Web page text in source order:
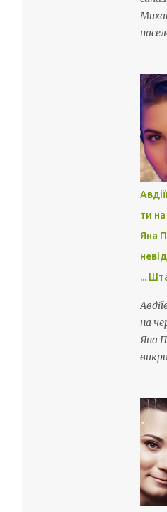
ти
Яна
...
на
Яна